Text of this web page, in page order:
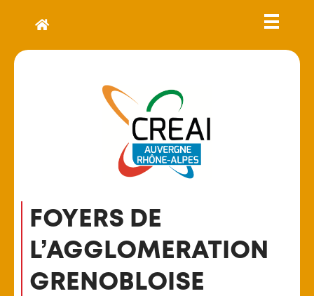
FOYERS DE
L’AGGLOMERATION
GRENOBLOISE